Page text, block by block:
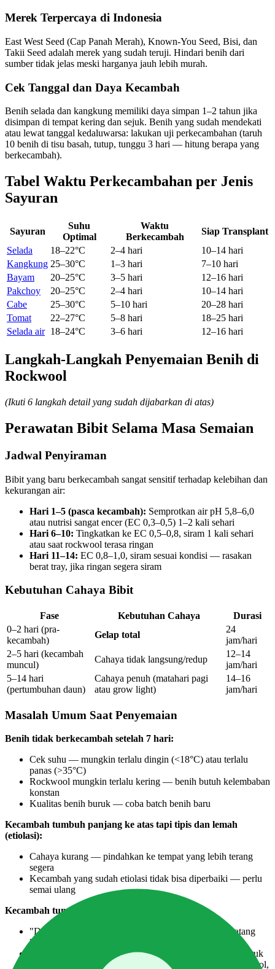
Merek Terpercaya di Indonesia
East West Seed (Cap Panah Merah), Known-You Seed, Bisi, dan
Takii Seed adalah merek yang sudah teruji. Hindari benih dari
sumber tidak jelas meski harganya jauh lebih murah.
Cek Tanggal dan Daya Kecambah
Benih selada dan kangkung memiliki daya simpan 1–2 tahun jika
disimpan di tempat kering dan sejuk. Benih yang sudah mendekati
atau lewat tanggal kedaluwarsa: lakukan uji perkecambahan (taruh
10 benih di tisu basah, tutup, tunggu 3 hari — hitung berapa yang
berkecambah).
Tabel Waktu Perkecambahan per Jenis
Sayuran
Sayuran
Suhu
Optimal
Waktu
Berkecambah
Siap Transplant
Selada
18–22°C 2–4 hari
10–14 hari
Kangkung 25–30°C 1–3 hari
7–10 hari
Bayam
20–25°C 3–5 hari
12–16 hari
Pakchoy
20–25°C 2–4 hari
10–14 hari
Cabe
25–30°C 5–10 hari
20–28 hari
Tomat
22–27°C 5–8 hari
18–25 hari
Selada air 18–24°C 3–6 hari 12–16 hari
Langkah-Langkah Penyemaian Benih di
Rockwool
(Ikuti 6 langkah detail yang sudah dijabarkan di atas)
Perawatan Bibit Selama Masa Semaian
Jadwal Penyiraman
Bibit yang baru berkecambah sangat sensitif terhadap kelebihan dan
kekurangan air:
Hari 1–5 (pasca kecambah): Semprotkan air pH 5,8–6,0
atau nutrisi sangat encer (EC 0,3–0,5) 1–2 kali sehari
Hari 6–10: Tingkatkan ke EC 0,5–0,8, siram 1 kali sehari
atau saat rockwool terasa ringan
Hari 11–14: EC 0,8–1,0, siram sesuai kondisi — rasakan
berat tray, jika ringan segera siram
Kebutuhan Cahaya Bibit
Fase Kebutuhan Cahaya
Durasi
0–2 hari (pra-
kecambah)
Gelap total
24
jam/hari
2–5 hari (kecambah
muncul)
Cahaya tidak langsung/redup
12–14
jam/hari
5–14 hari
(pertumbuhan daun)
Cahaya penuh (matahari pagi
atau grow light)
14–16
jam/hari
Masalah Umum Saat Penyemaian
Benih tidak berkecambah setelah 7 hari:
Cek suhu — mungkin terlalu dingin (<18°C) atau terlalu
panas (>35°C)
Rockwool mungkin terlalu kering — benih butuh kelembaban
konstan
Kualitas benih buruk — coba batch benih baru
Kecambah tumbuh panjang ke atas tapi tipis dan lemah
(etiolasi):
Cahaya kurang — pindahkan ke tempat yang lebih terang
segera
Kecambah yang sudah etiolasi tidak bisa diperbaiki — perlu
semai ulang
Kecambah tumbuh lalu layu dan mati:
"Damping off" — penyakit jamur yang menyerang batang
kecambah di batas media
Disebabkan kondisi terlalu lembab dan sirkulasi udara buruk
Pencegahan: jangan terlalu rapat meletakkan kubus rockwool,